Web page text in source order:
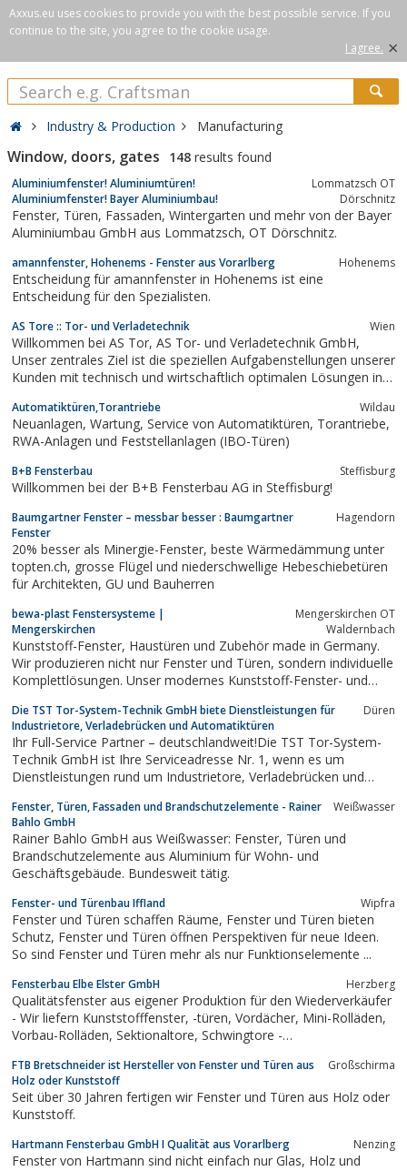
Axxus.eu uses cookies to provide you with the best possible service. If you
continue to the site, you agree to the cookie usage.
I agree. ×
Industry & Production Manufacturing
Window, doors, gates 148 results found
Aluminiumfenster! Aluminiumtüren!
Aluminiumfenster! Bayer Aluminiumbau!
Lommatzsch OT
Dörschnitz
Fenster, Türen, Fassaden, Wintergarten und mehr von der Bayer
Aluminiumbau GmbH aus Lommatzsch, OT Dörschnitz.
amannfenster, Hohenems - Fenster aus Vorarlberg Hohenems
Entscheidung für amannfenster in Hohenems ist eine
Entscheidung für den Spezialisten.
AS Tore :: Tor- und Verladetechnik Wien
Willkommen bei AS Tor, AS Tor- und Verladetechnik GmbH,
Unser zentrales Ziel ist die speziellen Aufgabenstellungen unserer
Kunden mit technisch und wirtschaftlich optimalen Lösungen in
der Name AS Tor- und Verladetechnik für herausragende
Produkt- und...
Automatiktüren,Torantriebe Wildau
Neuanlagen, Wartung, Service von Automatiktüren, Torantriebe,
RWA-Anlagen und Feststellanlagen (IBO-Türen)
B+B Fensterbau Steffisburg
Willkommen bei der B+B Fensterbau AG in Steffisburg!
Baumgartner Fenster – messbar besser : Baumgartner
Fenster
Hagendorn
20% besser als Minergie-Fenster, beste Wärmedämmung unter
topten.ch, grosse Flügel und niederschwellige Hebeschiebetüren
für Architekten, GU und Bauherren
bewa-plast Fenstersysteme |
Mengerskirchen
Mengerskirchen OT
Waldernbach
Kunststoff-Fenster, Haustüren und Zubehör made in Germany.
Wir produzieren nicht nur Fenster und Türen, sondern individuelle
Komplettlösungen. Unser modernes Kunststoff-Fenster- und
Die TST Tor-System-Technik GmbH biete Dienstleistungen für
Industrietore, Verladebrücken und Automatiktüren
Düren
Ihr Full-Service Partner – deutschlandweit!Die TST Tor-System-
Technik GmbH ist Ihre Serviceadresse Nr. 1, wenn es um
Dienstleistungen rund um Industrietore, Verladebrücken und
Fenster, Türen, Fassaden und Brandschutzelemente - Rainer
Bahlo GmbH
Weißwasser
Rainer Bahlo GmbH aus Weißwasser: Fenster, Türen und
Brandschutzelemente aus Aluminium für Wohn- und
Geschäftsgebäude. Bundesweit tätig.
Fenster- und Türenbau Iffland Wipfra
Fenster und Türen schaffen Räume, Fenster und Türen bieten
Schutz, Fenster und Türen öffnen Perspektiven für neue Ideen.
So sind Fenster und Türen mehr als nur Funktionselemente ...
Fensterbau Elbe Elster GmbH Herzberg
Qualitätsfenster aus eigener Produktion für den Wiederverkäufer
- Wir liefern Kunststofffenster, -türen, Vordächer, Mini-Rolläden,
Vorbau-Rolläden, Sektionaltore, Schwingtore -
FTB Bretschneider ist Hersteller von Fenster und Türen aus
Holz oder Kunststoff
Großschirma
Seit über 30 Jahren fertigen wir Fenster und Türen aus Holz oder
Kunststoff.
Hartmann Fensterbau GmbH I Qualität aus Vorarlberg Nenzing
Fenster von Hartmann sind nicht einfach nur Glas, Holz und